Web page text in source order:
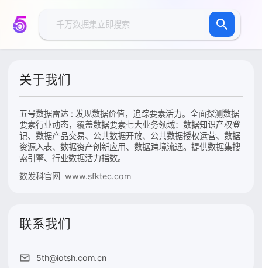
关于我们
五号数据雷达 : 发现数据价值，追踪要素活力。全面探测数据
要素行业动态，覆盖数据要素七大业务领域：数据知识产权登
记、数据产品交易、公共数据开放、公共数据授权运营、数据
资源入表、数据资产创新应用、数据跨境流通。提供数据集搜
索引擎、行业数据活力指数。
数发科官网 www.sfktec.com
联系我们
5th@iotsh.com.cn